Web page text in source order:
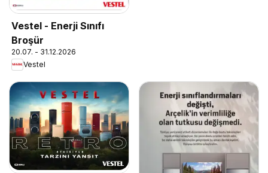
Vestel - Enerji Sınıfı
Broşür
20.07. - 31.12.2026
Vestel